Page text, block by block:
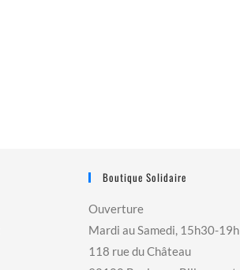
Boutique Solidaire
Ouverture
Mardi au Samedi, 15h30-19h
118 rue du Château